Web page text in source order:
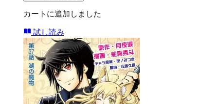
カートに追加しました
試し読み